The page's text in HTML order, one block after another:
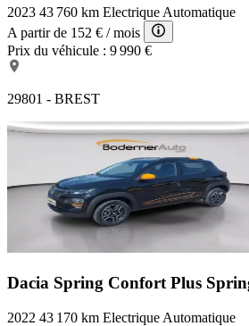
2023 43 760 km Electrique Automatique
A partir de 152 € / mois
Prix du véhicule : 9 990 €
29801 - BREST
Dacia Spring Confort Plus
2022 43 170 km Electrique Automatique